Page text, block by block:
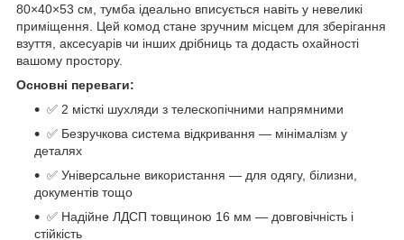
80×40×53 см, тумба ідеально вписується навіть у невеликі
приміщення. Цей комод стане зручним місцем для зберігання
взуття, аксесуарів чи інших дрібниць та додасть охайності
вашому простору.
Основні переваги:
✅ 2 місткі шухляди з телескопічними напрямними
✅ Безручкова система відкривання — мінімалізм у
деталях
✅ Універсальне використання — для одягу, білизни,
документів тощо
✅ Надійне ЛДСП товщиною 16 мм — довговічність і
стійкість